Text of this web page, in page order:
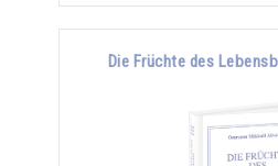
Die Früchte des